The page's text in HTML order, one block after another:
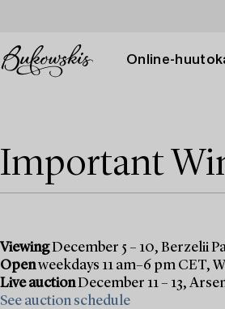
Online-
Important
ViewingDecember 5 – 10, Berzelii
Openweekdays 11 am–6 pm CET,
Live auctionDecember 11 – 13,
See auction schedule